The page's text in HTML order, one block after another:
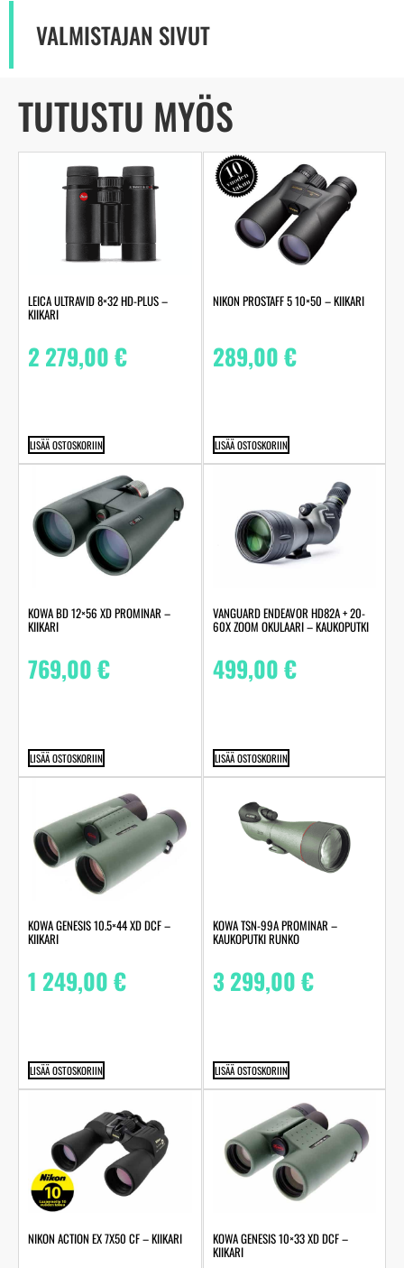
VALMISTAJAN SIVUT
TUTUSTU MYÖS
LEICA ULTRAVID 8×32 HD-PLUS –
KIIKARI
2 279,00€
LISÄÄ OSTOSKORIIN
NIKON PROSTAFF 5 10×50 – KIIKARI
289,00€
LISÄÄ OSTOSKORIIN
KOWA BD 12×56 XD PROMINAR –
KIIKARI
769,00€
LISÄÄ OSTOSKORIIN
VANGUARD ENDEAVOR HD82A + 20-
60X ZOOM OKULAARI – KAUKOPUTKI
499,00€
LISÄÄ OSTOSKORIIN
KOWA GENESIS 10.5×44 XD DCF –
KIIKARI
1 249,00€
LISÄÄ OSTOSKORIIN
KOWA TSN-99A PROMINAR –
KAUKOPUTKI RUNKO
3 299,00€
LISÄÄ OSTOSKORIIN
NIKON ACTION EX 7X50 CF – KIIKARI KOWA GENESIS 10×33 XD DCF –
KIIKARI